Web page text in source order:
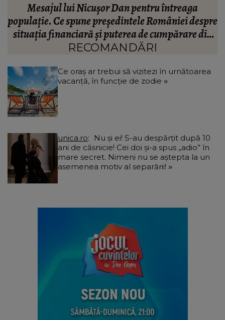
Valentin Sanfira, acuzații despre infidelitate? Ce
mărturisiri a făcut artistul de muzică populară:
“Doi ochi ce m-au înșelat.”
RECOMANDĂRI
Ce oraș ar trebui să vizitezi în urnătoarea
vacanță, în funcție de zodie
unica.ro
ani de căsnicie! Cei doi și-a spus „adio” în
mare secret. Nimeni nu se aștepta la un
asemenea motiv al separării!